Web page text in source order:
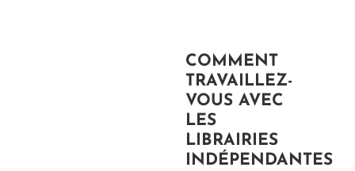
COMMENT
TRAVAILLEZ-
VOUS AVEC
LES
LIBRAIRIES
INDÉPENDANTES